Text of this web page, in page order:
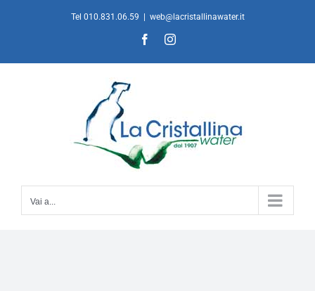
Tel 010.831.06.59 web@lacristallinawater.it
FacebookInstagram
Vai a...